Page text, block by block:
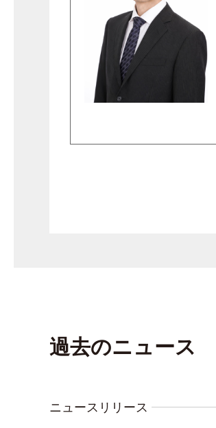
過去のニュース
ニュースリリース